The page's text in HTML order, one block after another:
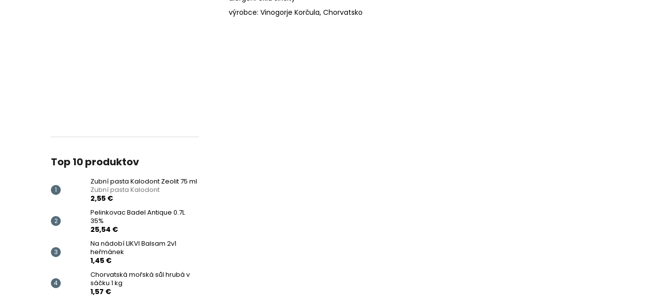
Top 10 produktov
Zubní pasta Kalodont Zeolit ​​75 ml
Zubní pasta Kalodont
2,55 €
Pelinkovac Badel Antique 0.7L
35%
25,54 €
Na nádobí LIKVI Balsam 2v1
heřmánek
1,45 €
Chorvatská mořská sůl hrubá v
sáčku 1 kg
1,57 €
výrobce: Vinogorje Korčula, Chorvatsko